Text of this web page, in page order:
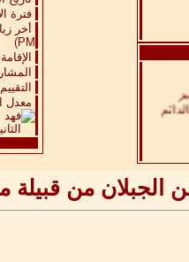
فترة
أخر
PM)
معدل
من قبيلة